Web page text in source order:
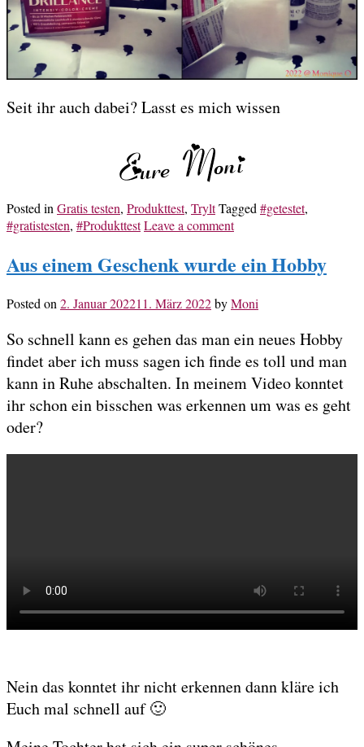
Seit ihr auch dabei? Lasst es mich wissen
Posted in Gratis testen, Produkttest, TryltTagged #getestet,
#gratistesten, #ProdukttestLeave a comment
Aus einem Geschenk wurde ein Hobby
Posted on 2. Januar 202211. März 2022byMoni
So schnell kann es gehen das man ein neues Hobby
findet aber ich muss sagen ich finde es toll und man
kann in Ruhe abschalten. In meinem Video konntet
ihr schon ein bisschen was erkennen um was es geht
oder?
Nein das konntet ihr nicht erkennen dann kläre ich
Euch mal schnell auf 🙂